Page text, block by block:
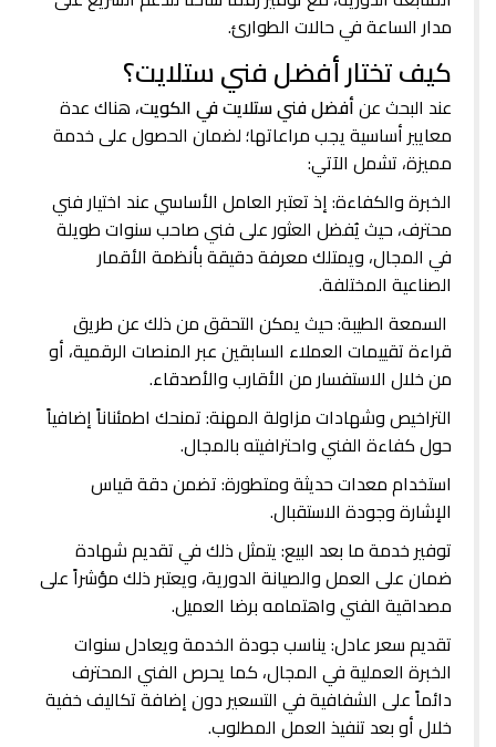
مدار الساعة في حالات الطوارئ.
كيف تختار أفضل فني ستلايت؟
عند البحث عنأفضل فني ستلايت في الكويت، هناك عدة
معايير أساسية يجب مراعاتها؛ لضمان الحصول على خدمة
مميزة، تشمل الآتي:
الخبرة والكفاءة: إذ تعتبر العامل الأساسي عند اختيار فني
محترف، حيث يُفضل العثور على فني صاحب سنوات طويلة
في المجال، ويمتلك معرفة دقيقة بأنظمة الأقمار
الصناعية المختلفة.
السمعة الطيبة: حيث يمكن التحقق من ذلك عن طريق
قراءة تقييمات العملاء السابقين عبر المنصات الرقمية، أو
من خلال الاستفسار من الأقارب والأصدقاء.
التراخيص وشهادات مزاولة المهنة: تمنحك اطمئناناً إضافياً
حول كفاءة الفني واحترافيته بالمجال.
استخدام معدات حديثة ومتطورة: تضمن دقة قياس
الإشارة وجودة الاستقبال.
توفير خدمة ما بعد البيع: يتمثل ذلك في تقديم شهادة
ضمان على العمل والصيانة الدورية، ويعتبر ذلك مؤشراً على
مصداقية الفني واهتمامه برضا العميل.
تقديم سعر عادل: يناسب جودة الخدمة ويعادل سنوات
الخبرة العملية في المجال، كما يحرص الفني المحترف
دائماً على الشفافية في التسعير دون إضافة تكاليف خفية
خلال أو بعد تنفيذ العمل المطلوب.